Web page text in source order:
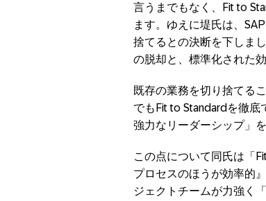
言うまでもなく、Fit to
ます。ゆえに堤氏は、
捨てるとの決断を下しま
の脱却と、標準化された
既存の業務を切り捨てる
でもFit to Standardを徹底
強力なリーダーシップ」を
この点について同氏は「
プロセスのほうが効率的
ジェクトチームが力強く